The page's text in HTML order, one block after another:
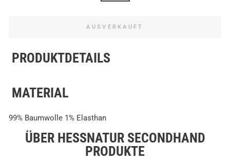
AUSVERKAUFT
PRODUKTDETAILS
MATERIAL
99% Baumwolle 1% Elasthan
ÜBER HESSNATUR SECONDHAND
PRODUKTE